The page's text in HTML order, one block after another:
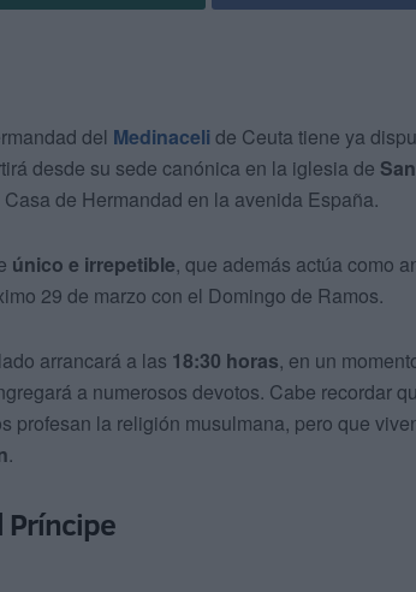
del Medinaceli de Ceuta tiene ya
desde su sede canónica en la iglesia de
de Hermandad en la avenida España.
único e irrepetible, que además actúa como
29 de marzo con el Domingo de Ramos.
arrancará a las 18:30 horas, en un
a numerosos devotos. Cabe recordar
profesan la religión musulmana, pero que
.
Príncipe